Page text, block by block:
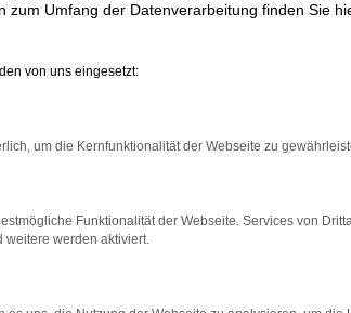
bestimmter Seiten verhindern.
beheben.
auf dem neuesten Stand sind.
zum Umfang der Datenverarbeitung finden Sie
von uns eingesetzt:
um die Kernfunktionalität der Webseite zu
Funktionalität der Webseite. Services von
weitere werden aktiviert.